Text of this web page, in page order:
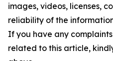
images, videos, licenses,
reliability of the
If you have any
related to this article,